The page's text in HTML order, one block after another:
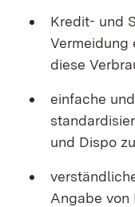
Kredit- und
Vermeidung
diese
einfache
und Dispo
Angabe von